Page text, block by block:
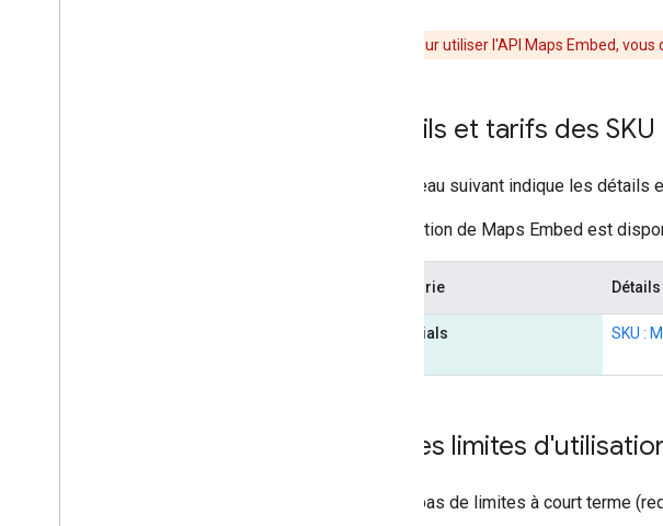
: Pour utiliser l'API Maps Embed,
Détails et tarifs des
Le tableau suivant indique les
L'utilisation de Maps Embed est
Catégorie
Essentials SKU :
Autres limites
Il n'y a pas de limites à court terme